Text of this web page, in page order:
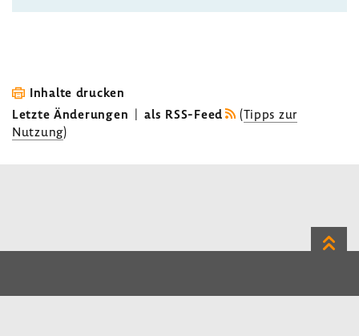
Inhalte drucken
Letzte Änderungen | als RSS-Feed (Tipps zur
Nutzung)
Zum